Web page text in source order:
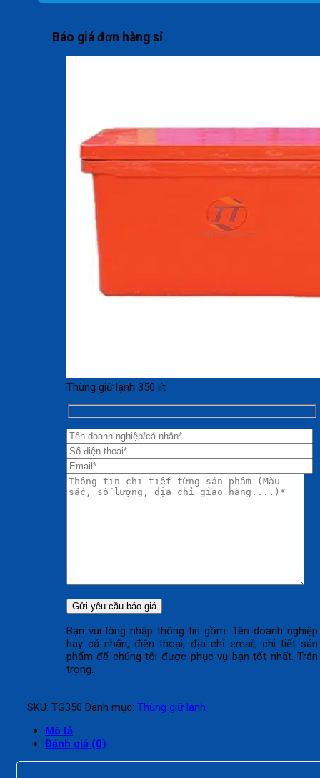
Báo giá đơn hàng sỉ
Thùng giữ lạnh 350 lít
Bạn vui lòng nhập thông tin gồm: Tên doanh nghiệp
hay cá nhân, điện thoại, địa chỉ email, chi tiết sản
phẩm để chúng tôi được phục vụ bạn tốt nhất. Trân
trọng.
SKU: TG350 Danh mục: Thùng giữ lạnh
Mô tả
Đánh giá (0)